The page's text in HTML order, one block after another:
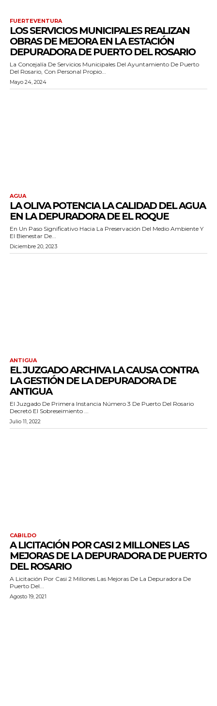
FUERTEVENTURA
LOS SERVICIOS MUNICIPALES REALIZAN
OBRAS DE MEJORA EN LA ESTACIÓN
DEPURADORA DE PUERTO DEL ROSARIO
La Concejalía De Servicios Municipales Del Ayuntamiento De Puerto
Del Rosario, Con Personal Propio...
Mayo 24, 2024
AGUA
LA OLIVA POTENCIA LA CALIDAD DEL AGUA
EN LA DEPURADORA DE EL ROQUE
En Un Paso Significativo Hacia La Preservación Del Medio Ambiente Y
El Bienestar De...
Diciembre 20, 2023
ANTIGUA
EL JUZGADO ARCHIVA LA CAUSA CONTRA
LA GESTIÓN DE LA DEPURADORA DE
ANTIGUA
El Juzgado De Primera Instancia Número 3 De Puerto Del Rosario
Decretó El Sobreseimiento ...
Julio 11, 2022
CABILDO
A LICITACIÓN POR CASI 2 MILLONES LAS
MEJORAS DE LA DEPURADORA DE PUERTO
DEL ROSARIO
A Licitación Por Casi 2 Millones Las Mejoras De La Depuradora De
Puerto Del...
Agosto 19, 2021